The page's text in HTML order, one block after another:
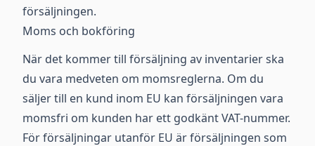
försäljningen.
Moms och bokföring
När det kommer till försäljning av inventarier ska
du vara medveten om momsreglerna. Om du
säljer till en kund inom EU kan försäljningen vara
momsfri om kunden har ett godkänt VAT-nummer.
För försäljningar utanför EU är försäljningen som